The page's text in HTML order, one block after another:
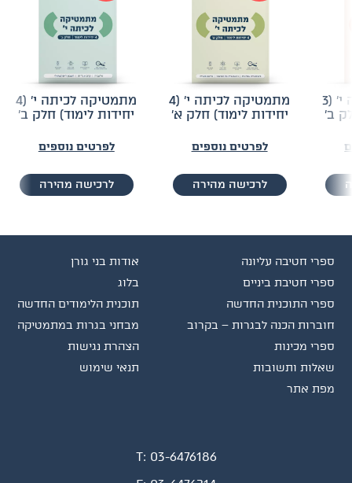
מתמטיקה לכיתה י׳ (3
ב׳
מתמטיקה לכיתה י׳ (4
יחידות לימוד) חלק א׳
לפרטים נוספים
לרכישה מהירה
מתמטיקה לכיתה י׳ (4
יחידות לימוד) חלק ב׳
לפרטים נוספים
לרכישה מהירה
T: 03-6476186
ספרי חטיבה עליונה
ספרי חטיבת ביניים
ספרי התוכנית החדשה
חוברות הכנה לבגרות – בקרוב
ספרי מכינות
שאלות ותשובות
מפת אתר
אודות בני גורן
בלוג
תוכנית הלימודים החדשה
מבחני בגרות במתמטיקה
הצהרת נגישות
תנאי שימוש